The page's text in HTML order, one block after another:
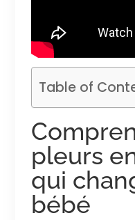
Table of
pleurs
qui
bébé